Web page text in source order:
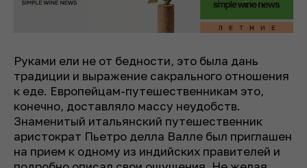
Руками ели не от бедности, это была дань
традиции и выражение сакрального отношения
к еде. Европейцам-путешественникам это,
конечно, доставляло массу неудобств.
Знаменитый итальянский путешественник
аристократ Пьетро делла Валле был приглашен
на прием к одному из индийских правителей и